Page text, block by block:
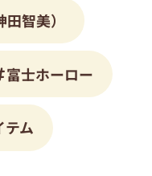
智美）
富士ホーロー
テム